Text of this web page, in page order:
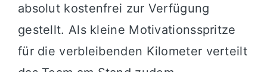
absolut kostenfrei zur Verfügung
gestellt. Als kleine Motivationsspritze
für die verbleibenden Kilometer verteilt